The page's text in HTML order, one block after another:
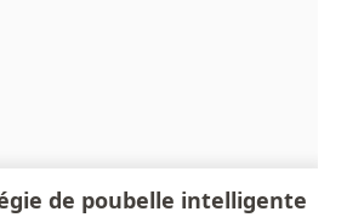
de poubelle intelligente